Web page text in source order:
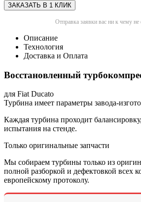
Отправка заявки вас ни к чему не
Описание
Технология
Доставка и Оплата
Восстановленный
для Fiat Ducato
Турбина имеет параметры завода-
Каждая турбина проходит
испытания на стенде.
Только оригинальные запчасти
Мы собираем турбины только из
полной разборкой и дефектовкой всех
европейскому протоколу.